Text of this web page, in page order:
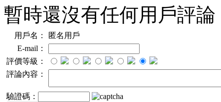
暫時還沒有任何用戶評論
用戶名：
匿名用戶
E-mail：
評價等級：
評論內容：
驗證碼：